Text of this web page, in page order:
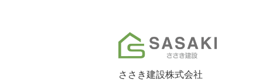
ささき建設株式会社